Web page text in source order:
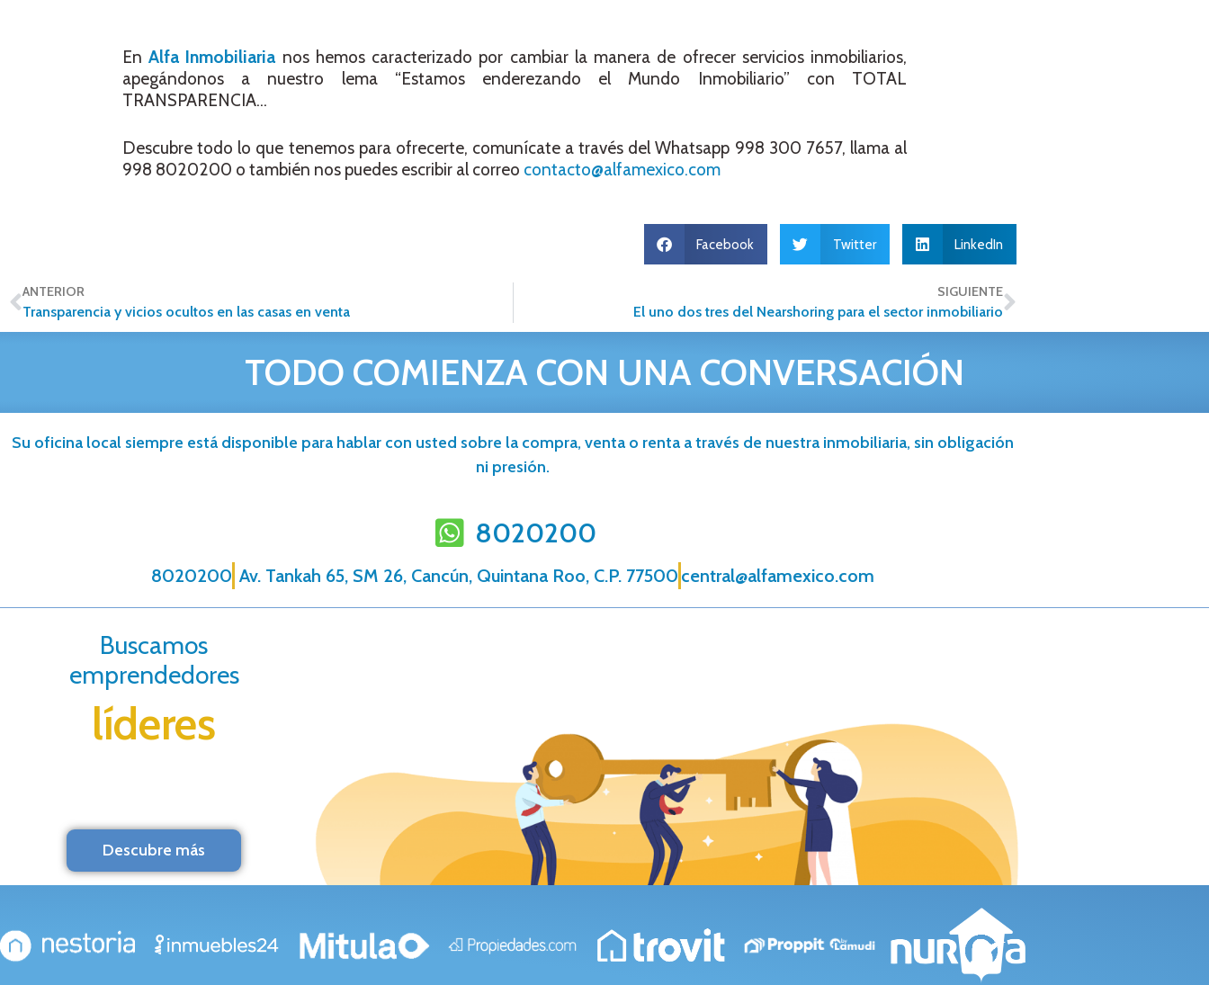
En Alfa Inmobiliaria nos hemos caracterizado por cambiar la manera de ofrecer servicios inmobiliarios,
apegándonos a nuestro lema “Estamos enderezando el Mundo Inmobiliario” con TOTAL
TRANSPARENCIA…
Descubre todo lo que tenemos para ofrecerte, comunícate a través del Whatsapp 998 300 7657, llama al
998 8020200 o también nos puedes escribir al correo contacto@alfamexico.com
Facebook Twitter LinkedIn
ANTERIOR
Transparencia y vicios ocultos en las casas en venta
SIGUIENTE
El uno dos tres del Nearshoring para el sector inmobiliario
TODO COMIENZA CON UNA CONVERSACIÓN
Su oficina local siempre está disponible para hablar con usted sobre la compra, venta o renta a través de nuestra inmobiliaria, sin obligación
ni presión.
8020200
8020200 Av. Tankah 65, SM 26, Cancún, Quintana Roo, C.P. 77500 central@alfamexico.com
Buscamos
emprendedores
líderes
Descubre más